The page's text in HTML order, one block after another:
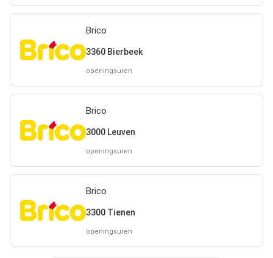
Brico
3360 Bierbeek
openingsuren
Brico
3000 Leuven
openingsuren
Brico
3300 Tienen
openingsuren